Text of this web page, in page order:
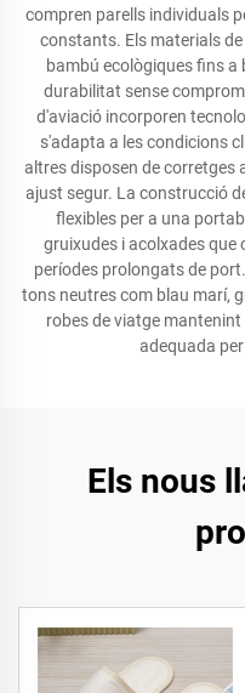
compren parells individuals
constants. Els materials
bambú ecològiques fins a
durabilitat sense
d'aviació incorporen
s'adapta a les condicions
altres disposen de corretges
ajust segur. La construcció
flexibles per a una
gruixudes i acolxades
períodes prolongats de
tons neutres com blau marí,
robes de viatge
adequada
Els nous